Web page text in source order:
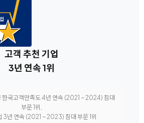
고객 추천 기업
3년 연속 1위
국고객만족도 4년 연속 (2021 ~ 2024) 침대
부문 1위,
3년 연속 (2021 ~ 2023) 침대 부문 1위